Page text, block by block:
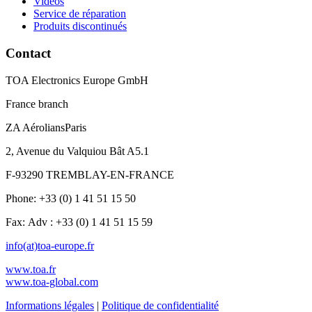
Service de réparation
Produits discontinués
Contact
TOA Electronics Europe GmbH
France branch
ZA AéroliansParis
2, Avenue du Valquiou Bât A5.1
F-93290 TREMBLAY-EN-FRANCE
Phone: +33 (0) 1 41 51 15 50
Fax: Adv : +33 (0) 1 41 51 15 59
info(at)toa-europe.fr
www.toa.fr
www.toa-global.com
Informations légales | Politique de confidentialité